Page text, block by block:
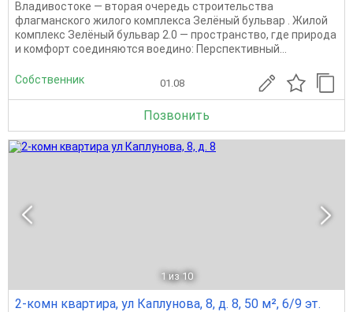
Владивостоке — вторая очередь строительства
флагманского жилого комплекса Зелёный бульвар . Жилой
комплекс Зелёный бульвар 2.0 — пространство, где природа
и комфорт соединяются воедино: Перспективный...
Собственник 01.08
Позвонить
1 из 10
2-комн квартира, ул Каплунова, 8, д. 8, 50 м², 6/9 эт.